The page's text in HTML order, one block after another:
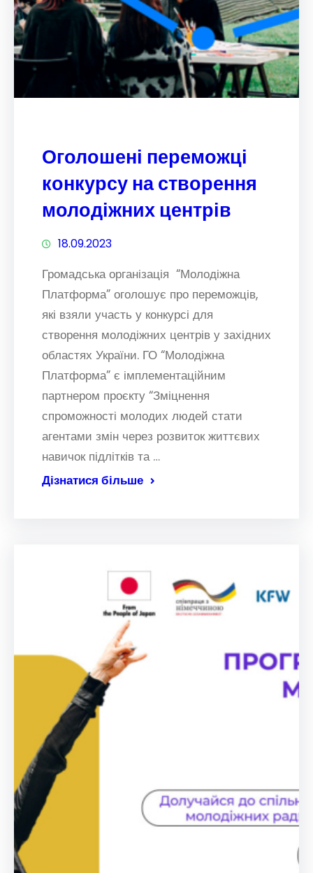
Оголошені переможці
конкурсу на створення
молодіжних центрів
18.09.2023
Громадська організація “Молодіжна
Платформа” оголошує про переможців,
які взяли участь у конкурсі для
створення молодіжних центрів у західних
областях України. ГО “Молодіжна
Платформа” є імплементаційним
партнером проєкту “Зміцнення
спроможності молодих людей стати
агентами змін через розвиток життєвих
навичок підлітків та …
Дізнатися більше